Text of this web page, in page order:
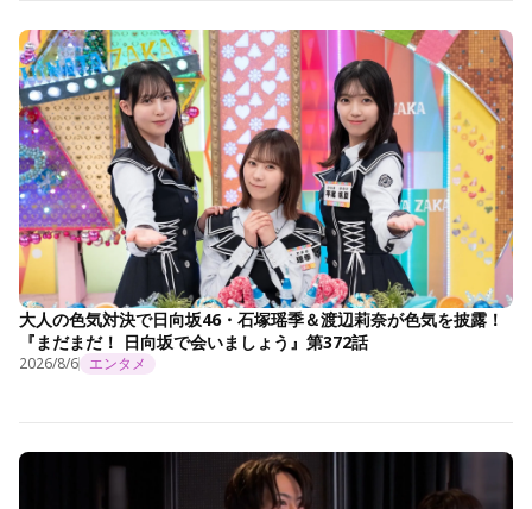
大人の色気対決で日向坂46・石塚瑶季＆渡辺莉奈が色気を披露！
『まだまだ！ 日向坂で会いましょう』第372話
2026/8/6 エンタメ